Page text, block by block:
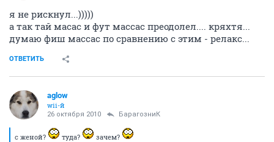
я не рискнул...)))))
а так тай масас и фут массас преодолел.... кряхтя...
думаю фиш массас по сравнению с этим - релакс...
ОТВЕТИТЬ
aglow
wii-й
26 октября 2010 БарагозниК
с женой? туда? зачем?